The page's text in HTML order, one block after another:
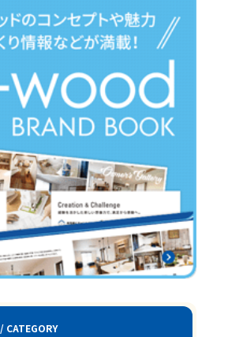
/ CATEGORY